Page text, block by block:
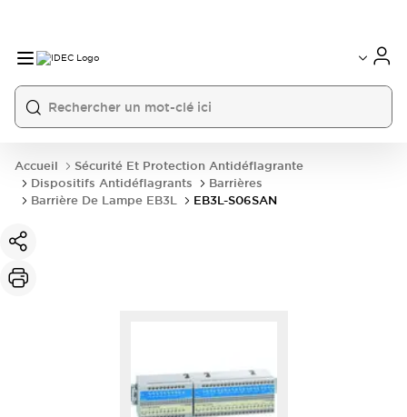
Accueil
Sécurité Et Protection Antidéflagrante
Dispositifs Antidéflagrants
Barrières
Barrière De Lampe EB3L
EB3L-S06SAN